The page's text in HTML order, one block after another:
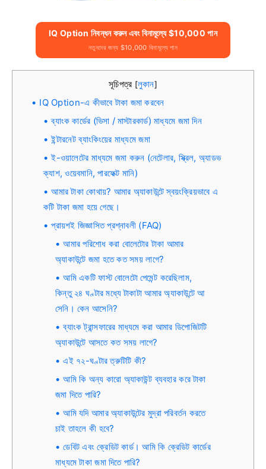
IQ Option নিবন্ধন করুন এবং বিনামূল্যে $10,000 পান
নতুনদের জন্য $10,000 বিনামূল্যে পান
সূচিপত্র [লুকান]
IQ Option-এ কীভাবে টাকা জমা করবেন
ব্যাংক কার্ডের (ভিসা / মাস্টারকার্ড) মাধ্যমে জমা দিন
ইন্টারনেট ব্যাংকিংয়ের মাধ্যমে জমা
ই-ওয়ালেটের মাধ্যমে জমা করুন (নেটেলার, স্ক্রিল, অ্যাডভ
ক্যাশ, ওয়েবমানি, পারফেক্ট মানি)
আমার টাকা কোথায়? আমার অ্যাকাউন্টে স্বয়ংক্রিয়ভাবে এ
কটি টাকা জমা হয়ে গেছে।
প্রায়শই জিজ্ঞাসিত প্রশ্নাবলী (FAQ)
আমার পরিশোধ করা বোলেটোর টাকা আমার
অ্যাকাউন্টে জমা হতে কত সময় লাগে?
আমি একটি ফাস্ট বোলেটো পেমেন্ট করেছিলাম,
কিন্তু ২৪ ঘণ্টার মধ্যে টাকাটা আমার অ্যাকাউন্টে আ
সেনি। কেন আসেনি?
ব্যাংক ট্রান্সফারের মাধ্যমে করা আমার ডিপোজিটটি
অ্যাকাউন্টে আসতে কত সময় লাগে?
এই ৭২-ঘণ্টার ত্রুটিটি কী?
আমি কি অন্য কারো অ্যাকাউন্ট ব্যবহার করে টাকা
জমা দিতে পারি?
আমি যদি আমার অ্যাকাউন্টের মুদ্রা পরিবর্তন করতে
চাই তাহলে কী হবে?
ডেবিট এবং ক্রেডিট কার্ড। আমি কি ক্রেডিট কার্ডের
মাধ্যমে টাকা জমা দিতে পারি?